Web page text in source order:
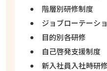
階層別研修制度
ジョブローテーシ
目的別各研修
自己啓発支援制度
新入社員入社時研